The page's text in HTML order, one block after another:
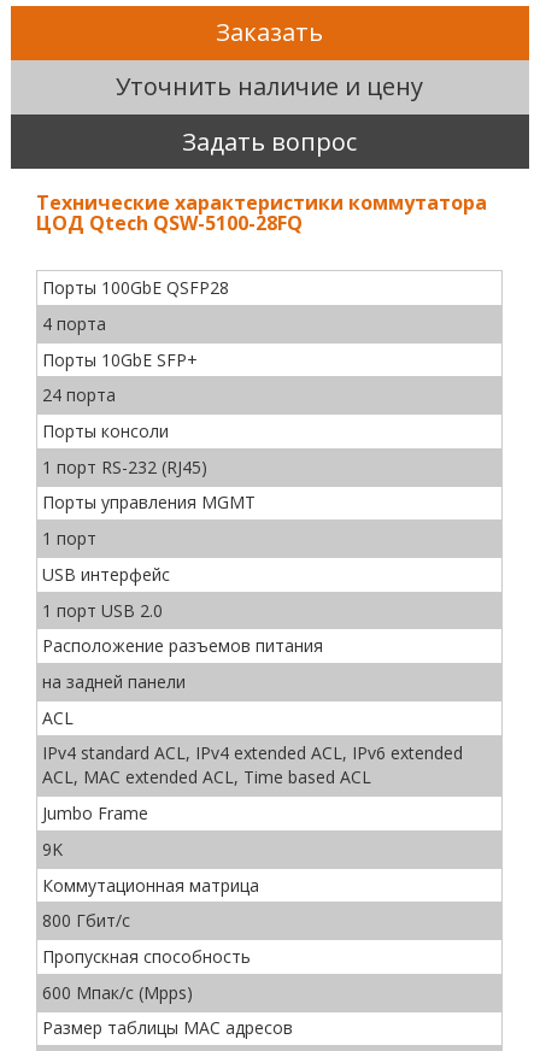
Заказать
Уточнить наличие и цену
Задать вопрос
Технические характеристики коммутатора
ЦОД Qtech QSW-5100-28FQ
Порты 100GbE QSFP28
4 порта
Порты 10GbE SFP+
24 порта
Порты консоли
1 порт RS-232 (RJ45)
Порты управления MGMT
1 порт
USB интерфейс
1 порт USB 2.0
Расположение разъемов питания
на задней панели
ACL
IPv4 standard ACL, IPv4 extended ACL, IPv6 extended
ACL, MAC extended ACL, Time based ACL
Jumbo Frame
9K
Коммутационная матрица
800 Гбит/с
Пропускная способность
600 Мпак/с (Mpps)
Размер таблицы MAC адресов